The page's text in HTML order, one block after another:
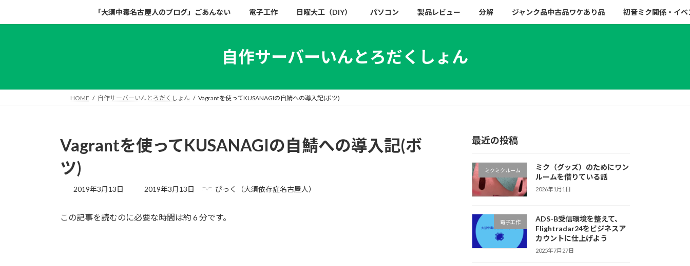
キ
に
「大須中毒名古屋人のブログ」ごあんない 電子工作 日曜大工（DIY） パソコン 製品レビュー 分解 ジャンク品中古品ワケあり品 初音ミク関係・イベ
自作サーバーいんとろだくしょん
HOME 自作サーバーいんとろだくしょん Vagrantを使ってKUSANAGIの自鯖への導入記(ボツ)
Vagrantを使ってKUSANAGIの自鯖への導入記(ボ
ツ)
2019年3月13日
最
新
2019年3月13日 ぴっく（大須依存症名古屋人）
この記事を読むのに必要な時間は約 6 分です。
最近の投稿
ミクミクルーム
ミク（グッズ）のためにワン
ルームを借りている話
2026年1月1日
電子工作
ADS-B受信環境を整えて、
Flightradar24をビジネスア
カウントに仕上げよう
2025年7月27日